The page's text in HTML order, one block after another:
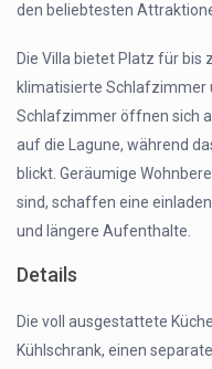
den beliebtesten
Die Villa bietet Platz für bis
klimatisierte Schlafzimmer
Schlafzimmer öffnen sich
auf die Lagune, während
blickt. Geräumige
sind, schaffen eine
und längere Aufenthalte.
Details
Die voll ausgestattete
Kühlschrank, einen